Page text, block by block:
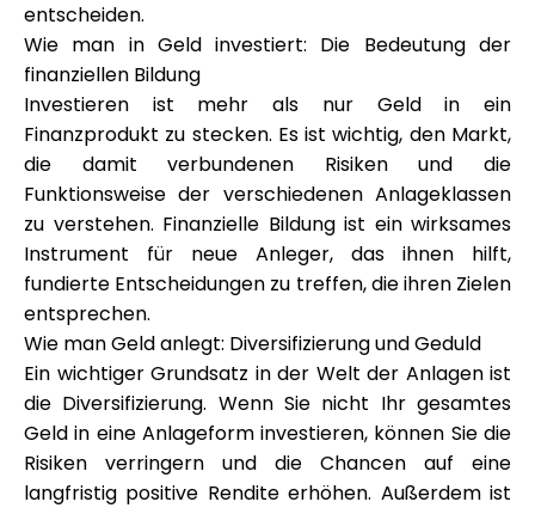
entscheiden.
Wie man in Geld investiert: Die Bedeutung der
finanziellen Bildung
Investieren ist mehr als nur Geld in ein
Finanzprodukt zu stecken. Es ist wichtig, den Markt,
die damit verbundenen Risiken und die
Funktionsweise der verschiedenen Anlageklassen
zu verstehen. Finanzielle Bildung ist ein wirksames
Instrument für neue Anleger, das ihnen hilft,
fundierte Entscheidungen zu treffen, die ihren Zielen
entsprechen.
Wie man Geld anlegt: Diversifizierung und Geduld
Ein wichtiger Grundsatz in der Welt der Anlagen ist
die Diversifizierung. Wenn Sie nicht Ihr gesamtes
Geld in eine Anlageform investieren, können Sie die
Risiken verringern und die Chancen auf eine
langfristig positive Rendite erhöhen. Außerdem ist